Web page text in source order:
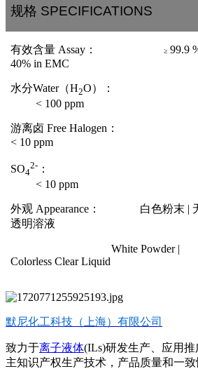
规格 SPECIFICATIONS
有效含量 Assay ： ≥ 99.9
40% in EMC
水分Water（H2O）：
< 100 ppm
游离卤 Free Halogen ：
< 10 ppm
SO4
2- ：
< 10 ppm
外观 Appearance ： 白色粉末 |
透明溶液
White Powder |
Colorless Clear Liquid
默尼化工科技（上海）有限公司
致力于离子液体(ILs)研发生产、应用
主知识产权生产技术，产品质量和一致